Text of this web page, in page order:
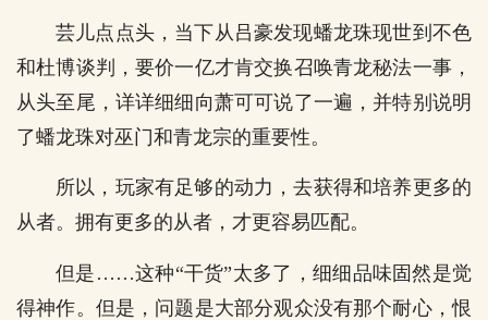
芸儿点点头，当下从吕豪发现蟠龙珠现世到不色
和杜博谈判，要价一亿才肯交换召唤青龙秘法一事，
从头至尾，详详细细向萧可可说了一遍，并特别说明
了蟠龙珠对巫门和青龙宗的重要性。
所以，玩家有足够的动力，去获得和培养更多的
从者。拥有更多的从者，才更容易匹配。
但是……这种“干货”太多了，细细品味固然是觉
得神作。但是，问题是大部分观众没有那个耐心，恨